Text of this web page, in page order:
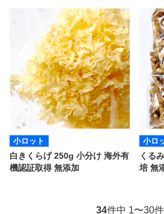
小ロット
白きくらげ 250g 小分け 海外有
機認証取得 無添加
小ロ
くる
培 無
34件中 1〜30件